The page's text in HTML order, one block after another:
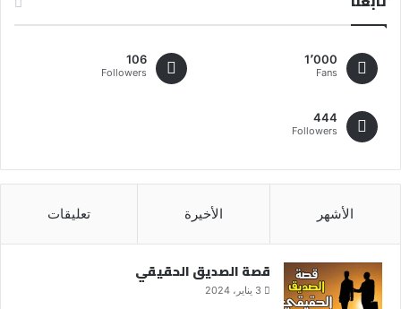
1٬000
Fans
106
Followers
444
Followers
الأشهر الأخيرة تعليقات
قصة الصديق الحقيقي
3 يناير، 2024